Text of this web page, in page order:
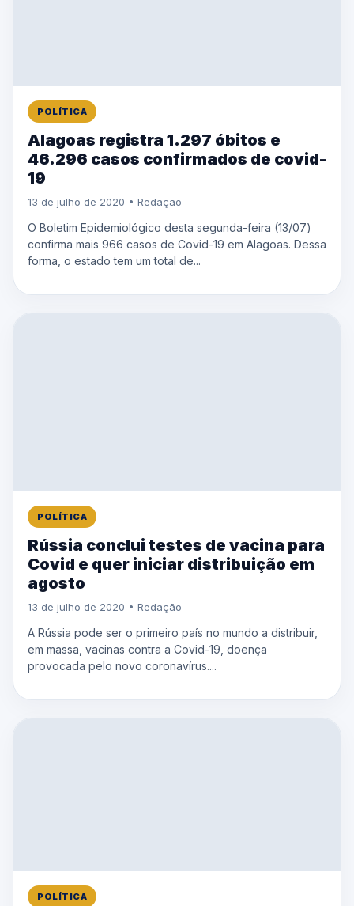
POLÍTICA
Alagoas registra 1.297 óbitos e
46.296 casos confirmados de covid-
19
13 de julho de 2020 • Redação
O Boletim Epidemiológico desta segunda-feira (13/07)
confirma mais 966 casos de Covid-19 em Alagoas. Dessa
forma, o estado tem um total de...
POLÍTICA
Rússia conclui testes de vacina para
Covid e quer iniciar distribuição em
agosto
13 de julho de 2020 • Redação
A Rússia pode ser o primeiro país no mundo a distribuir,
em massa, vacinas contra a Covid-19, doença
provocada pelo novo coronavírus....
POLÍTICA